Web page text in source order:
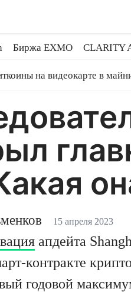
Биржа EXMO CLARITY
на видеокарте в
15 апреля 2023
апдейта
контракте
годовой